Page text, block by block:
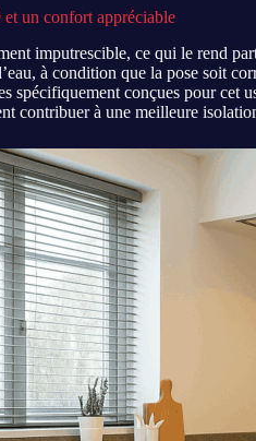
et un confort appréciable
imputrescible, ce qui le rend
à condition que la pose soit
spécifiquement conçues pour
contribuer à une meilleure